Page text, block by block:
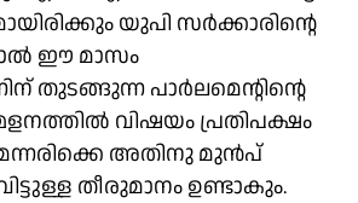
യുപി സര്‍ക്കാരിന്റെ
ഈ മാസം
തുടങ്ങുന്ന പാര്‍ലമെന്റിന്റെ
വിഷയം പ്രതിപക്ഷം
അതിനു മുന്‍പ്
തീരുമാനം ഉണ്ടാകും.